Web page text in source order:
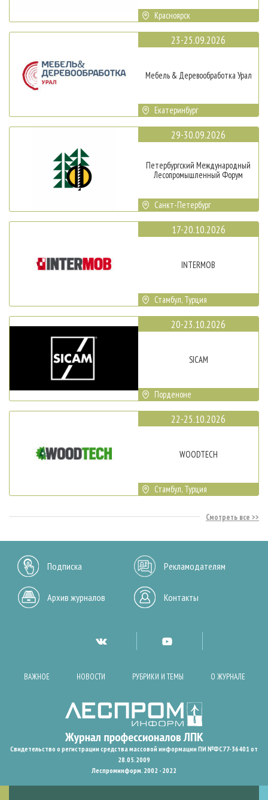
Красноярск
23-25.09.2026
Мебель & Деревообработка Урал
Екатеринбург
29-30.09.2026
Петербургский Международный
Лесопромышленный Форум
Санкт-Петербург
17-20.10.2026
INTERMOB
Стамбул, Турция
20-23.10.2026
SICAM
Порденоне
22-25.10.2026
WOODTECH
Стамбул, Турция
Смотреть все
Подписка Рекламодателям
Архив журналов Контакты
ВАЖНОЕ НОВОСТИ РУБРИКИ И ТЕМЫ О ЖУРНАЛЕ
Свидетельство о регистрации средства массовой информации ПИ №ФС77-36401 от
28.05.2009
Леспроминформ. 2002 - 2022